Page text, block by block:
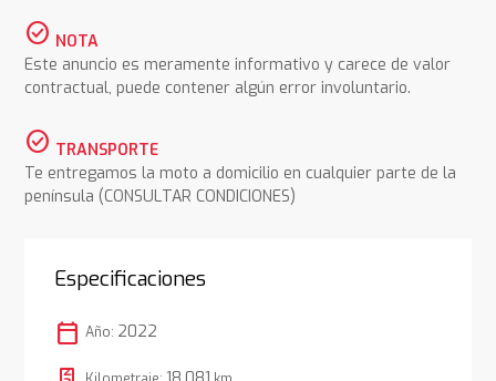
check_circle NOTA
Este anuncio es meramente informativo y carece de valor
contractual, puede contener algún error involuntario.
check_circle TRANSPORTE
Te entregamos la moto a domicilio en cualquier parte de la
península (CONSULTAR CONDICIONES)
Especificaciones
calendar_today Año: 2022